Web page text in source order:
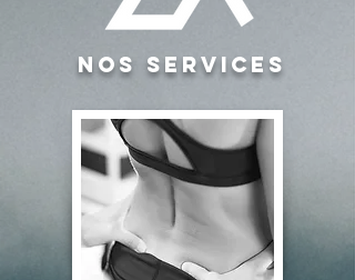
nos Services